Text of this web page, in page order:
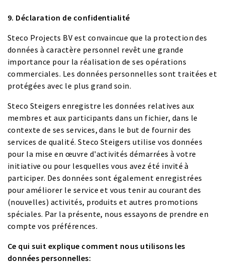
9. Déclaration de confidentialité
Steco Projects BV est convaincue que la protection des
données à caractère personnel revêt une grande
importance pour la réalisation de ses opérations
commerciales. Les données personnelles sont traitées et
protégées avec le plus grand soin.
Steco Steigers enregistre les données relatives aux
membres et aux participants dans un fichier, dans le
contexte de ses services, dans le but de fournir des
services de qualité. Steco Steigers utilise vos données
pour la mise en œuvre d'activités démarrées à votre
initiative ou pour lesquelles vous avez été invité à
participer. Des données sont également enregistrées
pour améliorer le service et vous tenir au courant des
(nouvelles) activités, produits et autres promotions
spéciales. Par la présente, nous essayons de prendre en
compte vos préférences.
Ce qui suit explique comment nous utilisons les
données personnelles: